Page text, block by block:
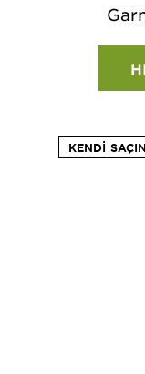
KENDI